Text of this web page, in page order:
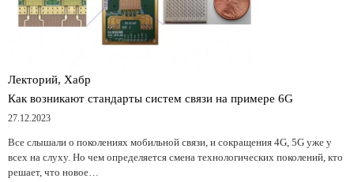
Лекторий, Хабр
Как возникают стандарты систем связи на примере 6G
27.12.2023
Все слышали о поколениях мобильной связи, и сокращения 4G, 5G уже у
всех на слуху. Но чем определяется смена технологических поколений, кто
решает, что новое…